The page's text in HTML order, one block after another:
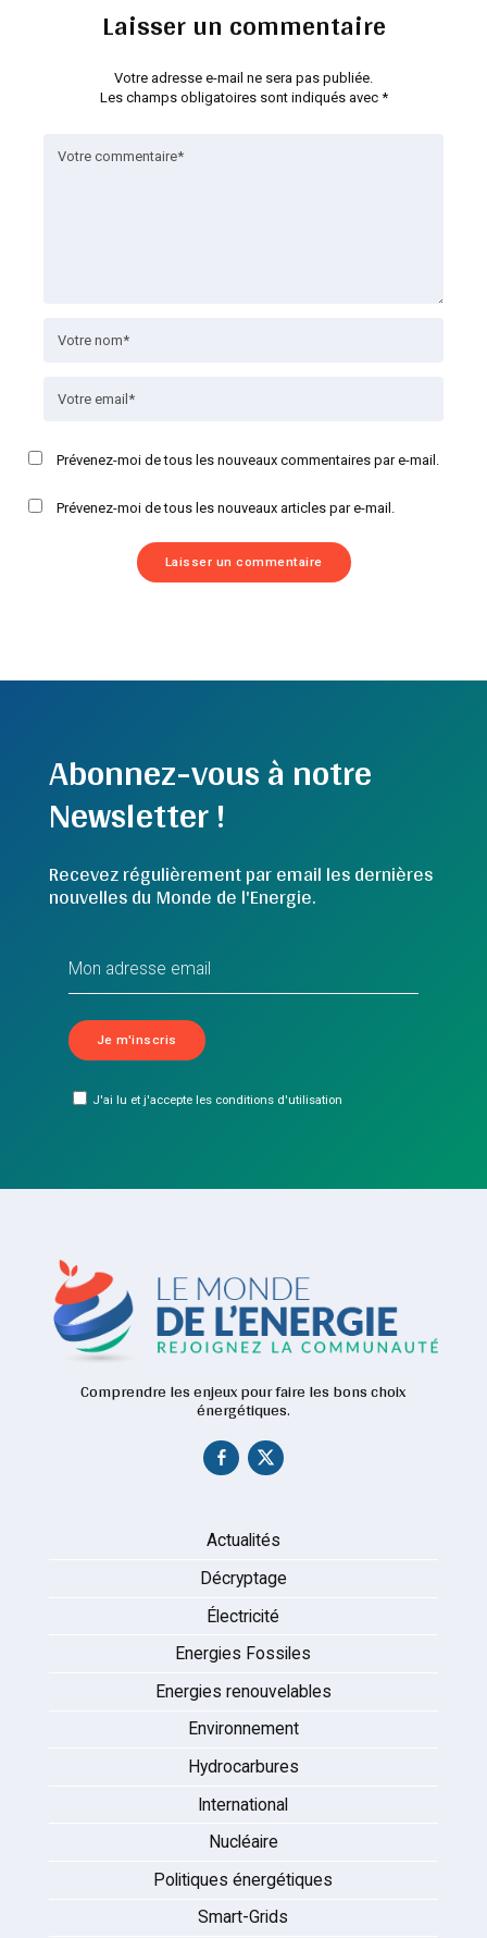
Laisser un commentaire
Votre adresse e-mail ne sera pas publiée.
Les champs obligatoires sont indiqués avec *
Prévenez-moi de tous les nouveaux commentaires par e-mail.
Prévenez-moi de tous les nouveaux articles par e-mail.
Abonnez-vous à notre
Newsletter !
Recevez régulièrement par email les dernières
nouvelles du Monde de l'Energie.
J'ai lu et j'accepte les conditions d'utilisation
Comprendre les enjeux pour faire les bons choix
énergétiques.
Actualités
Décryptage
Électricité
Energies Fossiles
Energies renouvelables
Environnement
Hydrocarbures
International
Nucléaire
Politiques énergétiques
Smart-Grids